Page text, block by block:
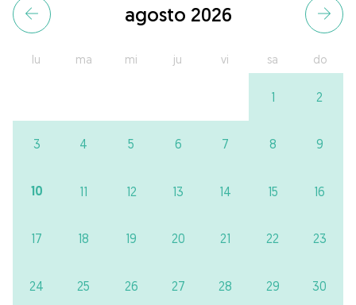
agosto 2026
lu ma mi ju vi sa do
1 2
3 4 5 6 7 8 9
10 11 12 13 14 15 16
17 18 19 20 21 22 23
24 25 26 27 28 29 30